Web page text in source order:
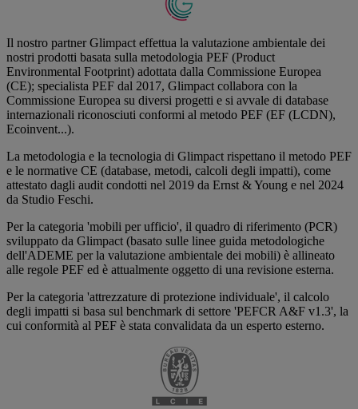
Il nostro partner Glimpact effettua la valutazione ambientale dei
nostri prodotti basata sulla metodologia PEF (Product
Environmental Footprint) adottata dalla Commissione Europea
(CE); specialista PEF dal 2017, Glimpact collabora con la
Commissione Europea su diversi progetti e si avvale di database
internazionali riconosciuti conformi al metodo PEF (EF (LCDN),
Ecoinvent...).
La metodologia e la tecnologia di Glimpact rispettano il metodo PEF
e le normative CE (database, metodi, calcoli degli impatti), come
attestato dagli audit condotti nel 2019 da Ernst & Young e nel 2024
da Studio Feschi.
Per la categoria 'mobili per ufficio', il quadro di riferimento (PCR)
sviluppato da Glimpact (basato sulle linee guida metodologiche
dell'ADEME per la valutazione ambientale dei mobili) è allineato
alle regole PEF ed è attualmente oggetto di una revisione esterna.
Per la categoria 'attrezzature di protezione individuale', il calcolo
degli impatti si basa sul benchmark di settore 'PEFCR A&F v1.3', la
cui conformità al PEF è stata convalidata da un esperto esterno.